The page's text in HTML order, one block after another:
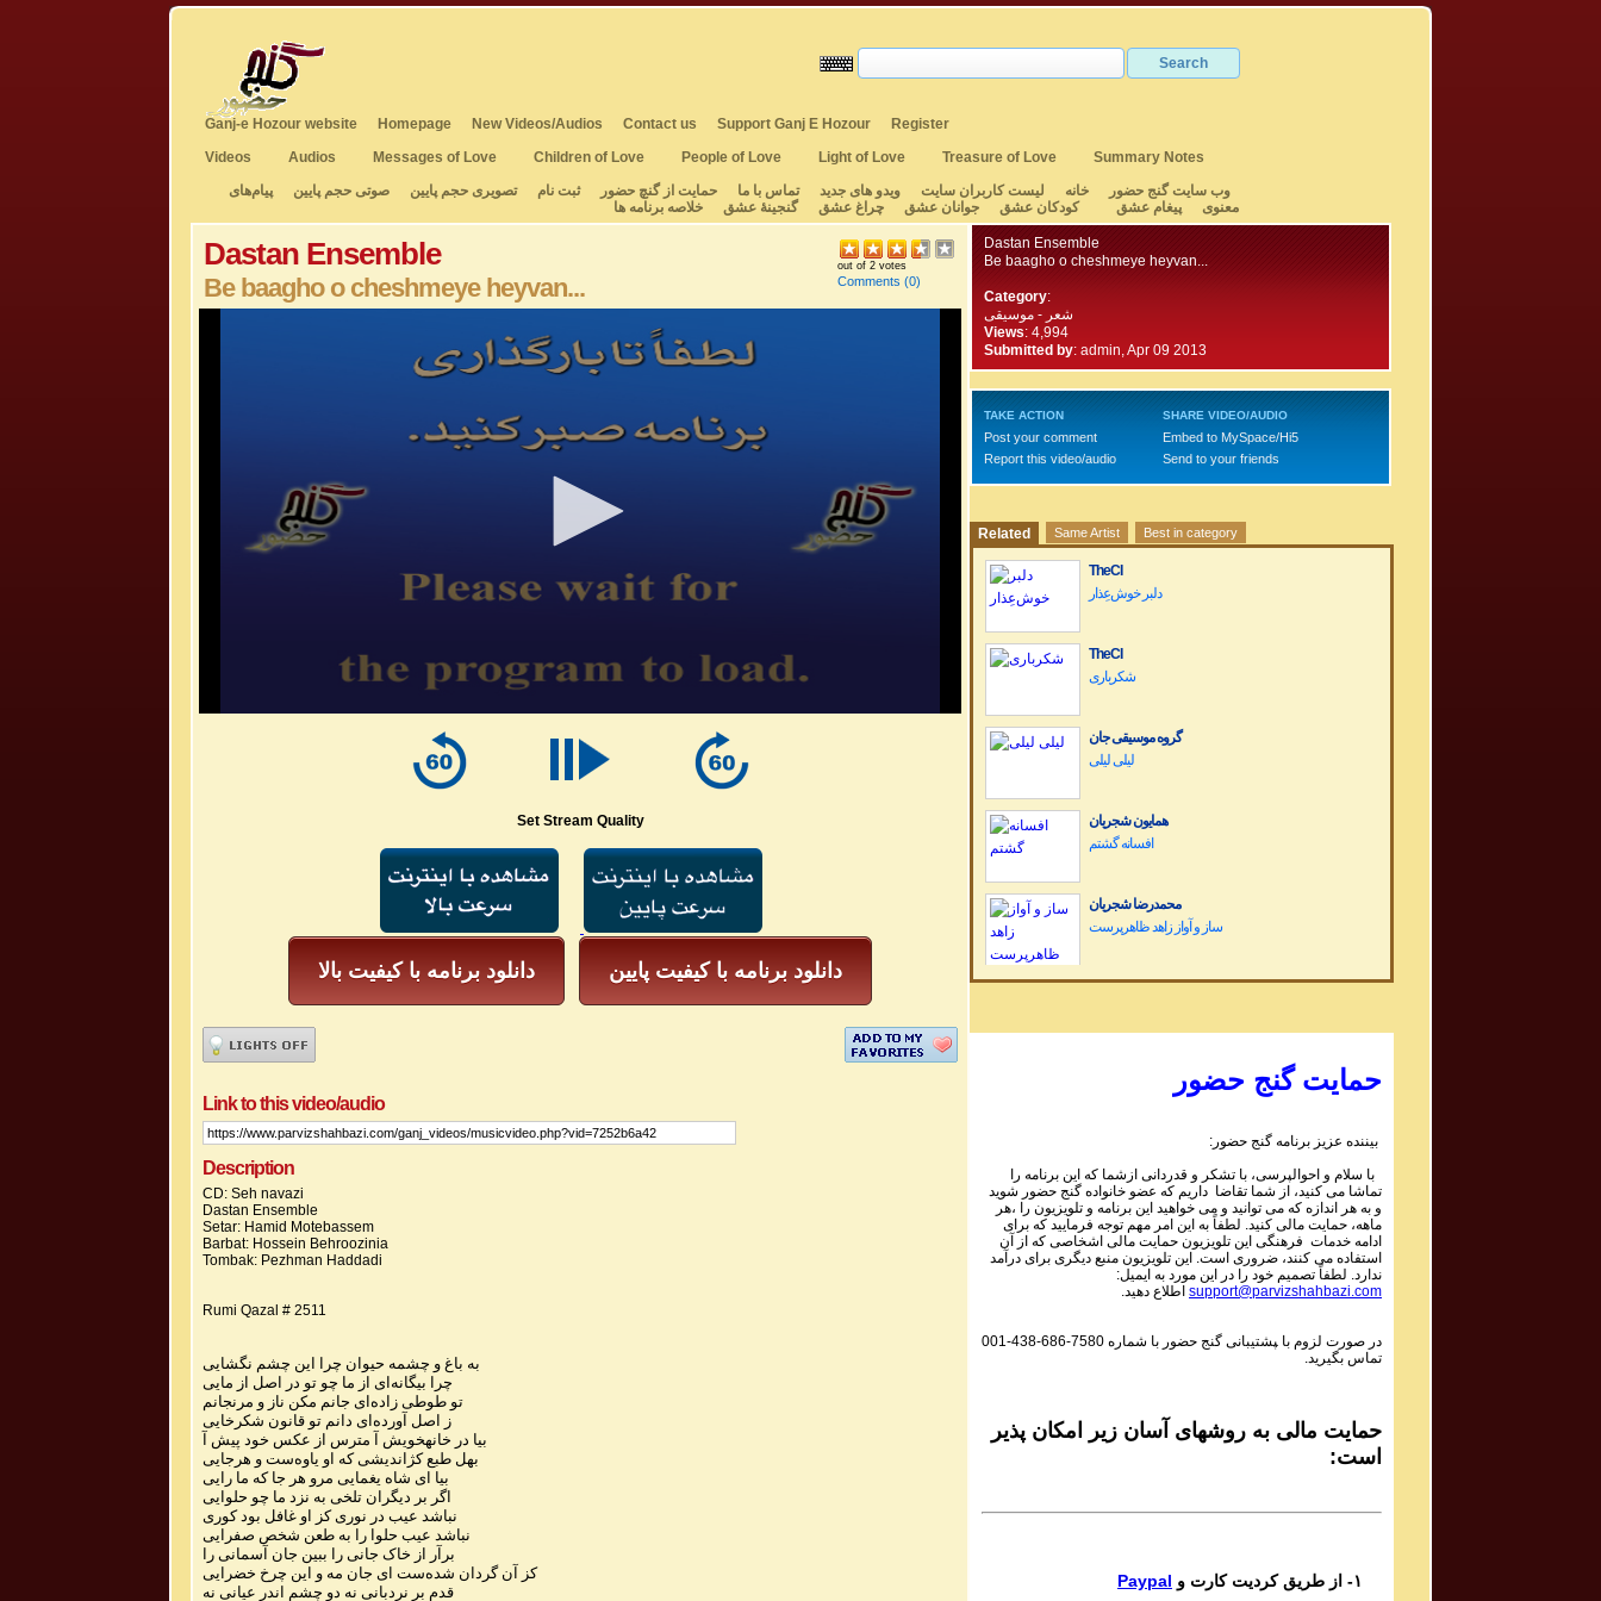
Ganj-e Hozour website Homepage New Videos/Audios Contact us Support Ganj E Hozour
Register
Videos
Audios Messages of Love Children of Love People of Love Light of Love Treasure of Love
Summary Notes
وب سایت گنج حضور
خانه لیست کاربران سایت ویدو های جدید تماس با ما حمایت از گنچ حضور ثبت نام تصویری حجم پایین صوتی حجم پایین
پیام‌های
معنوی
پیغام عشق کودکان عشق جوانان عشق چراغ عشق گنجینهٔ عشق خلاصه برنامه ها
Dastan Ensemble
Be baagho o cheshmeye heyvan...
out of 2 votes
Comments (0)
Set Stream Quality
دانلود برنامه با کیفیت بالا دانلود برنامه با کیفیت پایین
Link to this video/audio
Description
CD: Seh navazi
Dastan Ensemble
Setar: Hamid Motebassem
Barbat: Hossein Behroozinia
Tombak: Pezhman Haddadi
Rumi Qazal # 2511
به باغ و چشمه حیوان چرا این چشم نگشایی
چرا بیگانه‌ای از ما چو تو در اصل از مایی
تو طوطی زاده‌ای جانم مکن ناز و مرنجانم
ز اصل آورده‌ای دانم تو قانون شکرخایی
بیا در خانهخویش آ مترس از عکس خود پیش آ
بهل طبع کژاندیشی که او یاوه‌ست و هرجایی
بیا ای شاه یغمایی مرو هر جا که ما رایی
اگر بر دیگران تلخی به نزد ما چو حلوایی
نباشد عیب در نوری کز او غافل بود کوری
نباشد عیب حلوا را به طعن شخص صفرایی
برآر از خاک جانی را ببین جان آسمانی را
کز آن گردان شده‌ست ای جان مه و این چرخ خضرایی
قدم بر نردبانی نه دو چشم اندر عیانی نه
Dastan Ensemble
Be baagho o cheshmeye heyvan...
Category:
شعر - موسیقی
Views: 4,994
Submitted by: admin, Apr 09 2013
TAKE ACTION
Post your comment
Report this video/audio
SHARE VIDEO/AUDIO
Embed to MySpace/Hi5
Send to your friends
Related Same Artist Best in category
TheCI
دلبر خوش‌عِذار
TheCI
شکرباری
گروه موسیقی جان
لیلی لیلی
همایون شجریان
افسانه گشتم
محمدرضا شجریان
Dariush Band Concert کنسرت گروه داریوش
Sadiq Tarif صدیق تعریف
Shaneh Bar Zolf
Mohsen Daie Nabi محسن دايی نبی
Mastaneh Sho
Dar in Raghs o Dar In Hayo hooy
Baagh e Nazar
Bigharar
Del Ava Ensemble گروه دل آوا
Reng
حمایت گنج حضور
بیننده عزیز برنامه گنج حضور:
با سلام و احوالپرسی، با تشکر و قدردانی ازشما که این برنامه را
تماشا می کنید، از شما تقاضا داریم که عضو خانواده گنج حضور شوید
و به هر اندازه که می توانید و می خواهید این برنامه و تلویزیون را ،هر
ماهه، حمایت مالی کنید. لطفاً به این امر مهم توجه فرمایید که برای
ادامه خدمات فرهنگی این تلویزیون حمایت مالی اشخاصی که از آن
استفاده می کنند، ضروری است. این تلویزیون منبع دیگری برای درآمد
ندارد. لطفاً تصمیم خود را در این مورد به ایمیل:
support@parvizshahbazi.com اطلاع دهید.
در صورت لزوم با ‍پشتیبانی گنج حضور با شماره 001-438-686-7580
تماس بگیرید.
حمایت مالی به روشهای آسان زیر امکان پذیر
است:
Paypal